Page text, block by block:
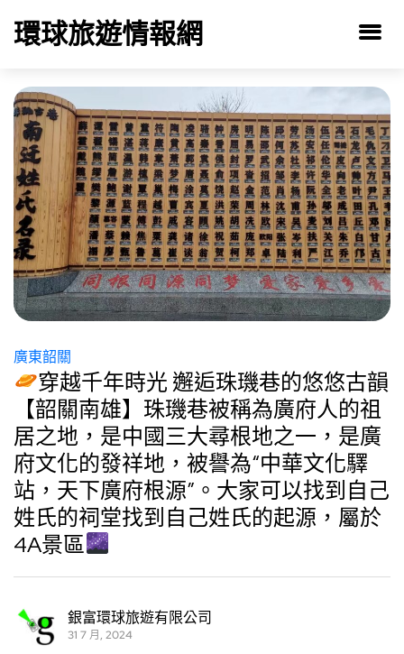
環球旅遊情報網
廣東韶關
穿越千年時光 邂逅珠璣巷的悠悠古韻
【韶關南雄】珠璣巷被稱為廣府人的祖
居之地，是中國三大尋根地之一，是廣
府文化的發祥地，被譽為“中華文化驛
站，天下廣府根源”。大家可以找到自己
姓氏的祠堂找到自己姓氏的起源，屬於
4A景區
銀富環球旅遊有限公司
31 7 月, 2024